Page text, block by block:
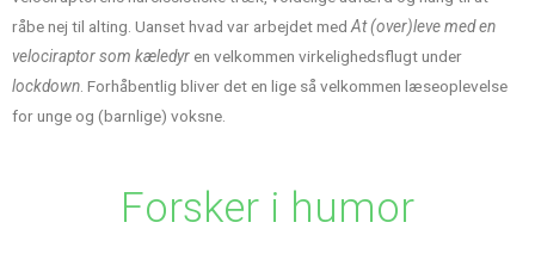
råbe nej til alting. Uanset hvad var arbejdet medAt (over)leve med en
velociraptor som kæledyren velkommen virkelighedsflugt under
lockdown. Forhåbentlig bliver det en lige så velkommen læseoplevelse
for unge og (barnlige) voksne.
Forsker i humor